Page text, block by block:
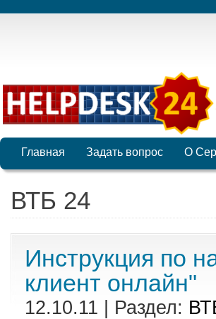
Главная Задать вопрос О
ВТБ 24
Инструкция по
клиент онлайн"
12.10.11 | Раздел: